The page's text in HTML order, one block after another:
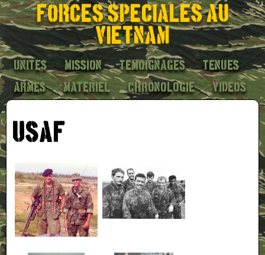
Forces speciales au
Vietnam
Unites Mission Temoignages
Tenues
Armes
Materiel Chronologie Videos
USAF